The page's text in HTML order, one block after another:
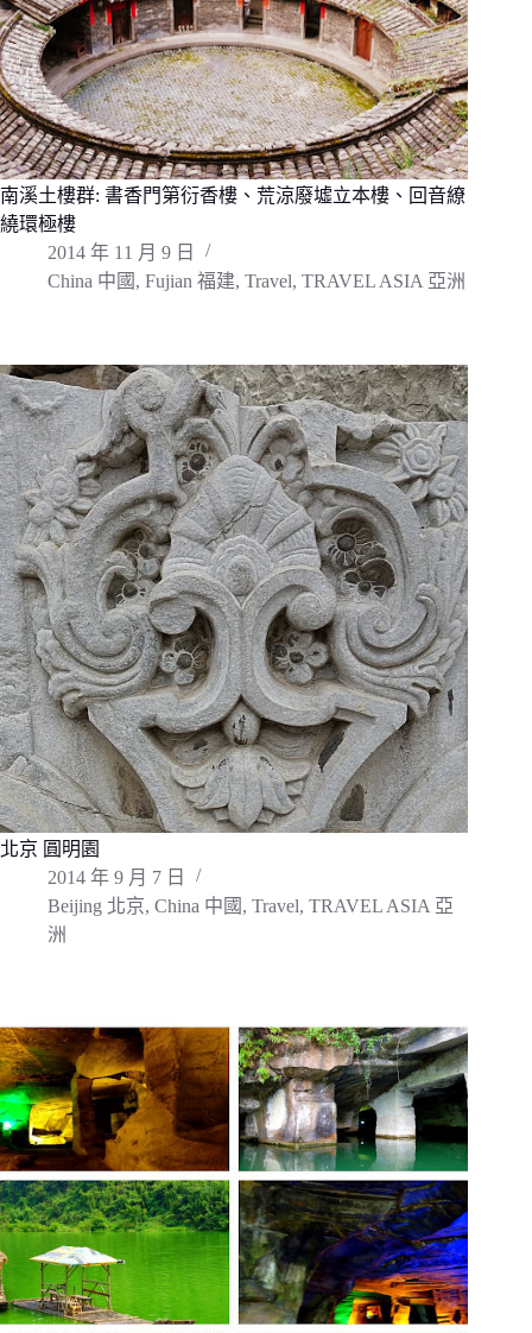
南溪土樓群: 書香門第衍香樓、荒涼廢墟立本樓、回音繚
繞環極樓
2014 年 11 月 9 日
China 中國 , Fujian 福建, Travel, TRAVEL ASIA 亞洲
北京 圓明園
2014 年 9 月 7 日
Beijing 北京, China 中國 , Travel, TRAVEL ASIA 亞
洲